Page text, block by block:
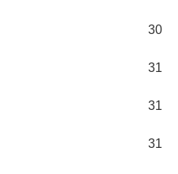
30
31
31
31